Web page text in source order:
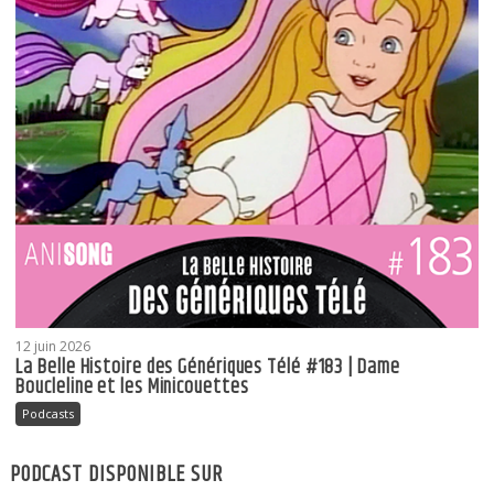
12 juin 2026
La Belle Histoire des Génériques Télé #183 | Dame
Boucleline et les Minicouettes
Podcasts
PODCAST DISPONIBLE SUR